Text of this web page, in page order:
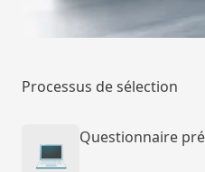
Processus de sélection
💻 Questionnaire